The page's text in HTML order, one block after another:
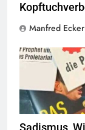
Manfred Ecker
Sadismus,